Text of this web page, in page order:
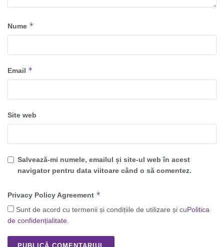
Nume *
Email *
Site web
Salvează-mi numele, emailul și site-ul web în acest
navigator pentru data viitoare când o să comentez.
Privacy Policy Agreement *
Sunt de acord cu termenii și condițiile de utilizare și cuPolitica
de confidențialitate.